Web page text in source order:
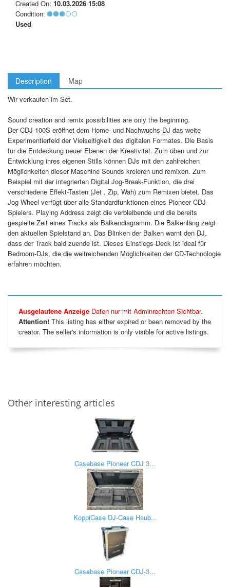
Created On: 10.03.2026 15:08
Condition:
Used
Description Map
Wir verkaufen im Set.
Sound creation and remix possibilities are only the beginning.
Der CDJ-100S eröffnet dem Home- und Nachwuchs-DJ das weite
Experimentierfeld der Vielseitigkeit des digitalen Formates. Die Basis
für die Entdeckung neuer Ebenen der Kreativität. Zum üben und zur
Entwicklung ihres eigenen Stills können DJs mit den zahlreichen
Möglichkeiten dieser Maschine Sounds kreieren und remixen. Zum
Beispiel mit der integrierten Digital Jog-Break-Funktion, die drei
verschiedene Effekt-Tasten (Jet , Zip, Wah) zum Remixen bietet. Das
Jog Wheel verfügt über alle Standardfunktionen eines Pioneer CDJ-
Spielers. Playing Address zeigt die verbleibende und die bereits
gespielte Zeit eines Tracks als Balkendiagramm. Die Balkenläng zeigt
den aktuellen Spielstand an. Das Blinken der Balken warnt den DJ,
dass der Track bald zuende ist. Dieses Einstiegs-Deck ist ideal für
Bedroom-DJs, die die weitreichenden Möglichkeiten der CD-Technologie
erfahren möchten.
Ausgelaufene Anzeige Daten nur mit Adminrechten Sichtbar.
Attention! This listing has either expired or been removed by the
creator. The seller's information is only visible for active listings.
Other interesting articles
Casebase Pioneer CDJ 3...
KoppiCase DJ-Case Haub...
Casebase Pioneer CDJ-3...